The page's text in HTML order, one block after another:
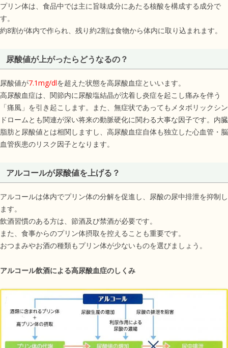
プリン体は、食品中では主に旨味成分にあたる核酸を構成する成分で
す。
約8割が体内で作られ、残り約2割は食物から体内に取り込まれます。
尿酸値が上がったらどうなるの？
尿酸値が7.1mg/dlを超えた状態を高尿酸血症といいます。
高尿酸血症は、関節内に尿酸塩結晶が沈着し炎症を起こし痛みを伴う
「痛風」を引き起こします。また、無症状であってもメタボリックシン
ドロームとも関連が深い将来の動脈硬化に関わる大事な因子です。内臓
脂肪と尿酸値とは相関しますし、高尿酸血症自体も独立した心血管・脳
血管疾患のリスク因子となります。
アルコールが尿酸値を上げる？
アルコールは体内でプリン体の分解を促進し、尿酸の尿中排泄を抑制し
ます。
飲酒習慣のある方は、節酒及び禁酒が必要です。
また、食事からのプリン体摂取を控えることも重要です。
おつまみやお酒の種類もプリン体が少ないものを選びましょう。
アルコール飲酒による高尿酸血症のしくみ